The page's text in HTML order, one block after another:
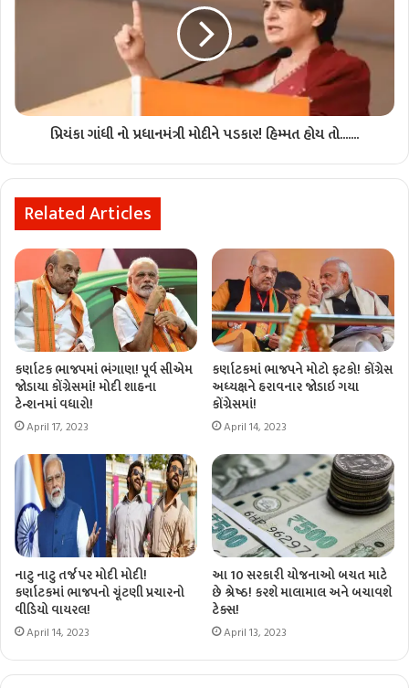
પ્રિયંકા ગાંધી નો પ્રધાનમંત્રી મોદીને પડકાર! હિમ્મત હોય તો.......
Related Articles
કર્ણાટક ભાજપમાં ભંગાણ! પૂર્વ સીએમ
જોડાયા કોંગ્રેસમાં! મોદી શાહના
ટેન્શનમાં વધારો!
April 17, 2023
કર્ણાટકમાં ભાજપને મોટો ફટકો! કોંગ્રેસ
અધ્યક્ષને હરાવનાર જોડાઇ ગયા
કોંગ્રેસમાં!
April 14, 2023
નાટુ નાટુ તર્જ પર મોદી મોદી!
કર્ણાટકમાં ભાજપનો ચૂંટણી પ્રચારનો
વીડિયો વાયરલ!
April 14, 2023
આ 10 સરકારી યોજનાઓ બચત માટે
છે શ્રેષ્ઠ! કરશે માલામાલ અને બચાવશે
ટેક્સ!
April 13, 2023